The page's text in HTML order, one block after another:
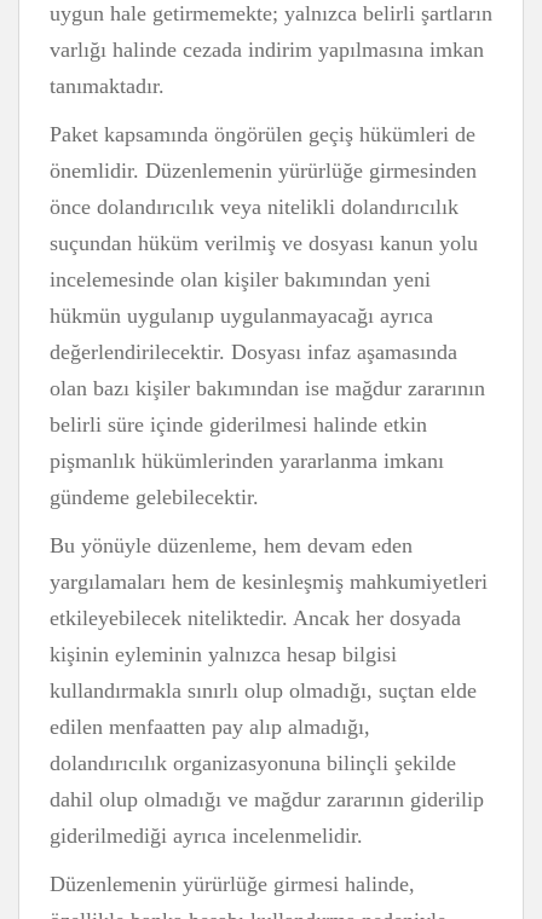
uygun hale getirmemekte; yalnızca belirli şartların
varlığı halinde cezada indirim yapılmasına imkan
tanımaktadır.
Paket kapsamında öngörülen geçiş hükümleri de
önemlidir. Düzenlemenin yürürlüğe girmesinden
önce dolandırıcılık veya nitelikli dolandırıcılık
suçundan hüküm verilmiş ve dosyası kanun yolu
incelemesinde olan kişiler bakımından yeni
hükmün uygulanıp uygulanmayacağı ayrıca
değerlendirilecektir. Dosyası infaz aşamasında
olan bazı kişiler bakımından ise mağdur zararının
belirli süre içinde giderilmesi halinde etkin
pişmanlık hükümlerinden yararlanma imkanı
gündeme gelebilecektir.
Bu yönüyle düzenleme, hem devam eden
yargılamaları hem de kesinleşmiş mahkumiyetleri
etkileyebilecek niteliktedir. Ancak her dosyada
kişinin eyleminin yalnızca hesap bilgisi
kullandırmakla sınırlı olup olmadığı, suçtan elde
edilen menfaatten pay alıp almadığı,
dolandırıcılık organizasyonuna bilinçli şekilde
dahil olup olmadığı ve mağdur zararının giderilip
giderilmediği ayrıca incelenmelidir.
Düzenlemenin yürürlüğe girmesi halinde,